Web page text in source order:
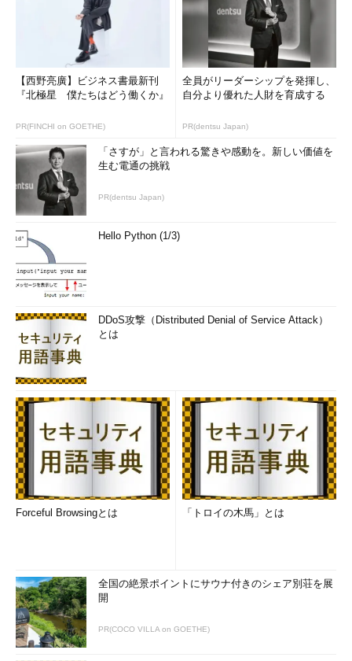
【西野亮廣】ビジネス書最新刊
『北極星 僕たちはどう働くか』
PR(FINCHI on GOETHE)
全員がリーダーシップを発揮し、
自分より優れた人財を育成する
PR(dentsu Japan)
「さすが」と言われる驚きや感動を。新しい価値を
生む電通の挑戦
PR(dentsu Japan)
Hello Python (1/3)
DDoS攻撃（Distributed Denial of Service Attack）
とは
Forceful Browsingとは 「トロイの木馬」とは
全国の絶景ポイントにサウナ付きのシェア別荘を展
開
PR(COCO VILLA on GOETHE)